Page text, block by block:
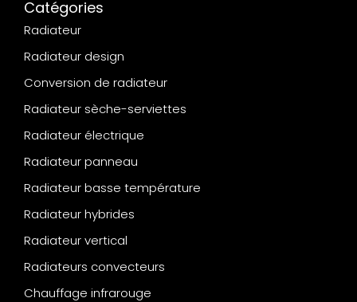
Catégories
Radiateur
Radiateur design
Conversion de radiateur
Radiateur sèche-serviettes
Radiateur électrique
Radiateur panneau
Radiateur basse température
Radiateur hybrides
Radiateur vertical
Radiateurs convecteurs
Chauffage infrarouge